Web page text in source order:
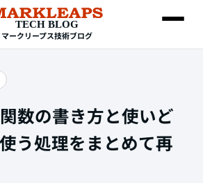
TECH BLOG
マークリープス技術ブログ
数の書き方と使いど
う処理をまとめて再